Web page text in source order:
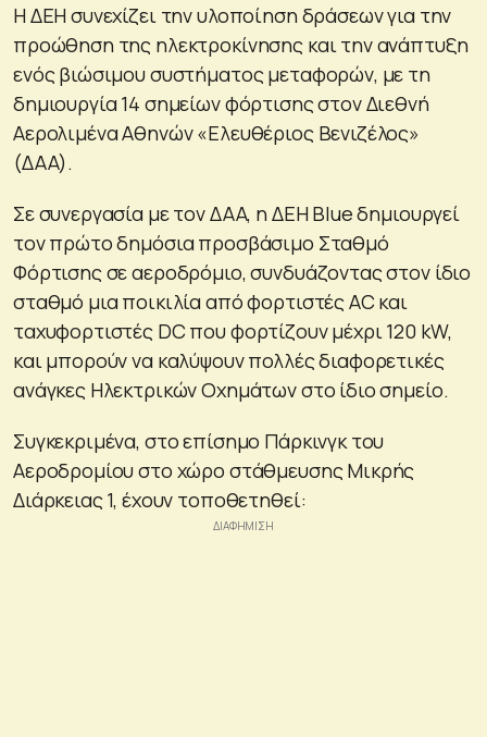
Η ΔΕΗ συνεχίζει την υλοποίηση δράσεων για την
προώθηση της ηλεκτροκίνησης και την ανάπτυξη
ενός βιώσιμου συστήματος μεταφορών, με τη
δημιουργία 14 σημείων φόρτισης στον Διεθνή
Αερολιμένα Αθηνών «Ελευθέριος Βενιζέλος»
(ΔΑΑ).
Σε συνεργασία με τον ΔΑΑ, η ΔΕΗ Blue δημιουργεί
τον πρώτο δημόσια προσβάσιμο Σταθμό
Φόρτισης σε αεροδρόμιο, συνδυάζοντας στον ίδιο
σταθμό μια ποικιλία από φορτιστές AC και
ταχυφορτιστές DC που φορτίζουν μέχρι 120 kW,
και μπορούν να καλύψουν πολλές διαφορετικές
ανάγκες Ηλεκτρικών Οχημάτων στο ίδιο σημείο.
Συγκεκριμένα, στο επίσημο Πάρκινγκ του
Αεροδρομίου στο χώρο στάθμευσης Μικρής
Διάρκειας 1, έχουν τοποθετηθεί: